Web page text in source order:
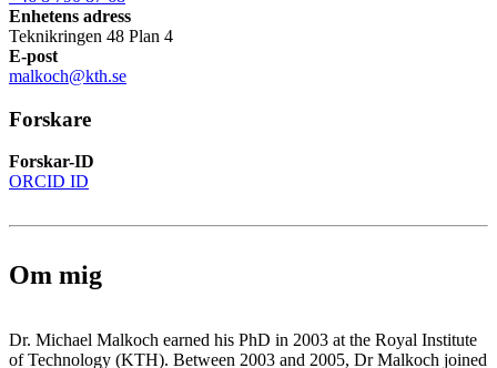
Enhetens adress
Teknikringen 48 Plan 4
E-post
malkoch@kth.se
Forskare
Forskar-ID
ORCID ID
Om mig
Dr. Michael Malkoch earned his PhD in 2003 at the Royal Institute
of Technology (KTH). Between 2003 and 2005, Dr Malkoch joined